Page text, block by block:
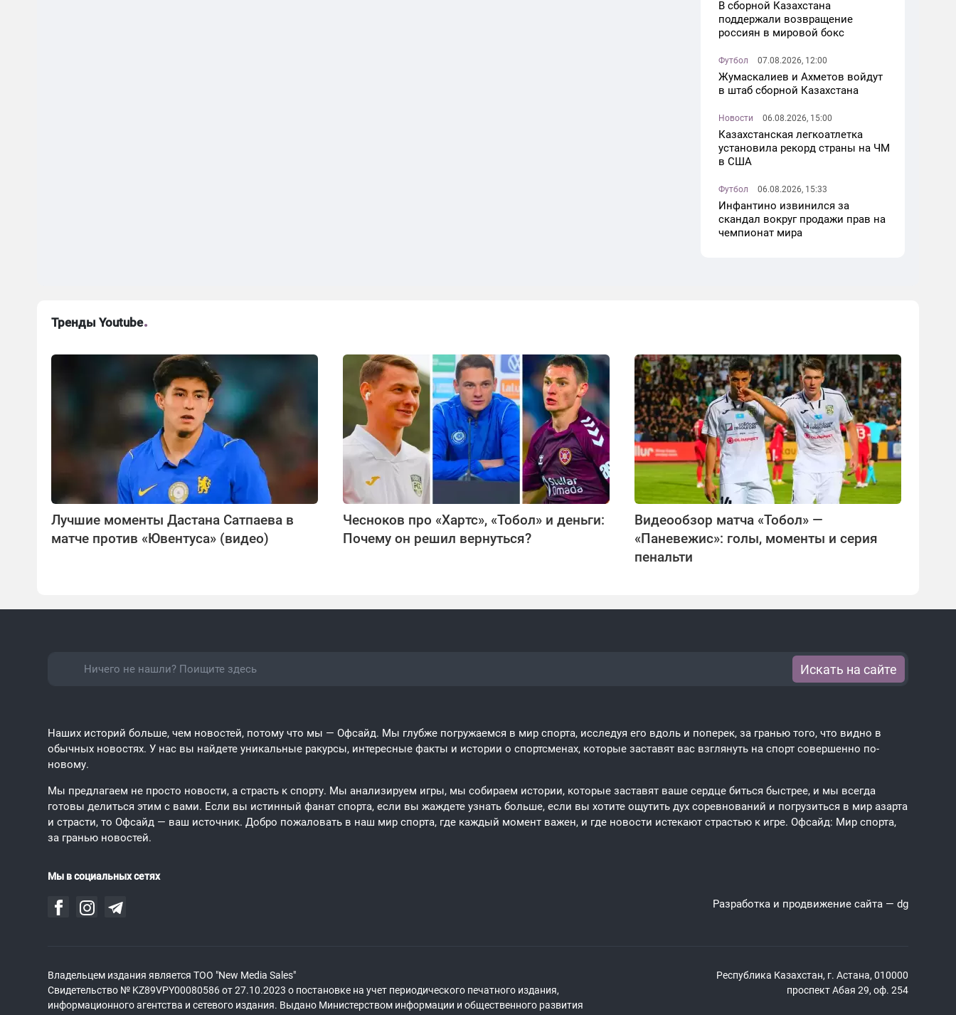
В сборной Казахстана
поддержали возвращение
россиян в мировой бокс
Футбол 07.08.2026, 12:00
Жумаскалиев и Ахметов войдут
в штаб сборной Казахстана
Новости 06.08.2026, 15:00
Казахстанская легкоатлетка
установила рекорд страны на ЧМ
в США
Футбол 06.08.2026, 15:33
Инфантино извинился за
скандал вокруг продажи прав на
чемпионат мира
Тренды Youtube
Лучшие моменты Дастана Сатпаева в
матче против «Ювентуса» (видео)
Чесноков про «Хартс», «Тобол» и деньги:
Почему он решил вернуться?
Видеообзор матча «Тобол» —
«Паневежис»: голы, моменты и серия
пенальти
Искать на сайте
Наших историй больше, чем новостей, потому что мы — Офсайд. Мы глубже погружаемся в мир спорта, исследуя его вдоль и поперек, за гранью того, что видно в
обычных новостях. У нас вы найдете уникальные ракурсы, интересные факты и истории о спортсменах, которые заставят вас взглянуть на спорт совершенно по-
новому.
Мы предлагаем не просто новости, а страсть к спорту. Мы анализируем игры, мы собираем истории, которые заставят ваше сердце биться быстрее, и мы всегда
готовы делиться этим с вами. Если вы истинный фанат спорта, если вы жаждете узнать больше, если вы хотите ощутить дух соревнований и погрузиться в мир азарта
и страсти, то Офсайд — ваш источник. Добро пожаловать в наш мир спорта, где каждый момент важен, и где новости истекают страстью к игре. Офсайд: Мир спорта,
за гранью новостей.
Мы в социальных сетях
Разработка и продвижение сайта — dg
Владельцем издания является ТОО "New Media Sales"
Свидетельство № KZ89VPY00080586 от 27.10.2023 о постановке на учет периодического печатного издания,
информационного агентства и сетевого издания. Выдано Министерством информации и общественного развития
Республика Казахстан, г. Астана, 010000
проспект Абая 29, оф. 254